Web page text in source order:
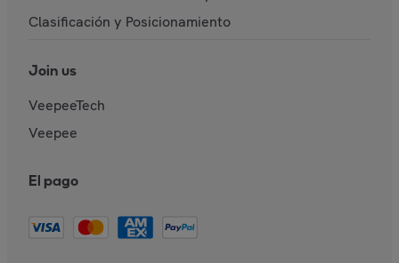
Clasificación y Posicionamiento
Join us
VeepeeTech
Veepee
El pago